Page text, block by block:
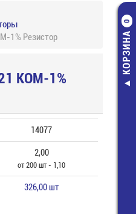
КОРЗИНА
0
1% Резистор
КОМ-1%
14077
2,00
от 200 шт - 1,10
326,00 шт